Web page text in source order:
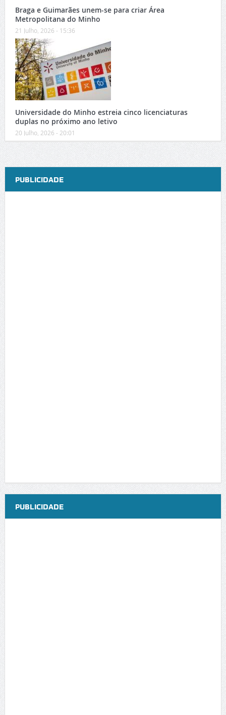
Braga e Guimarães unem-se para criar Área
Metropolitana do Minho
21 Julho, 2026 - 15:36
Universidade do Minho estreia cinco licenciaturas
duplas no próximo ano letivo
20 Julho, 2026 - 20:01
PUBLICIDADE
PUBLICIDADE